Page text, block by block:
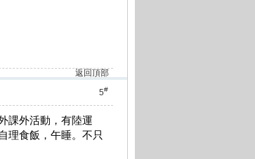
返回頂部
5#
課外活動，有陸運
理食飯，午睡。不只